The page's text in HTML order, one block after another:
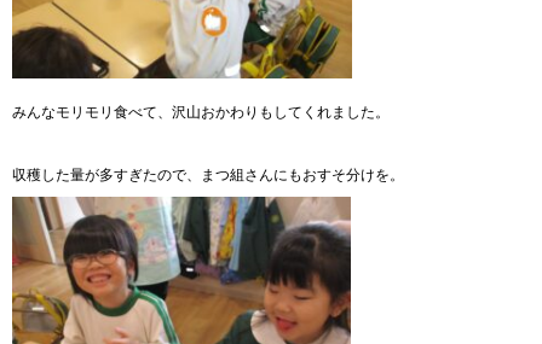
みんなモリモリ食べて、沢山おかわりもしてくれました。
収穫した量が多すぎたので、まつ組さんにもおすそ分けを。